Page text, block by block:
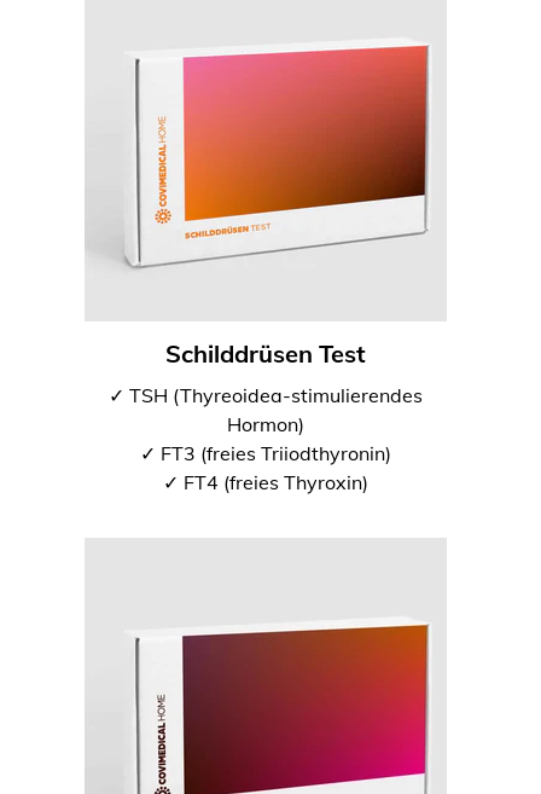
Schilddrüsen Test
✓ TSH (Thyreoidea-stimulierendes
Hormon)
✓ FT3 (freies Triiodthyronin)
✓ FT4 (freies Thyroxin)